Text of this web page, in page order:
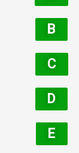
B
C
D
E